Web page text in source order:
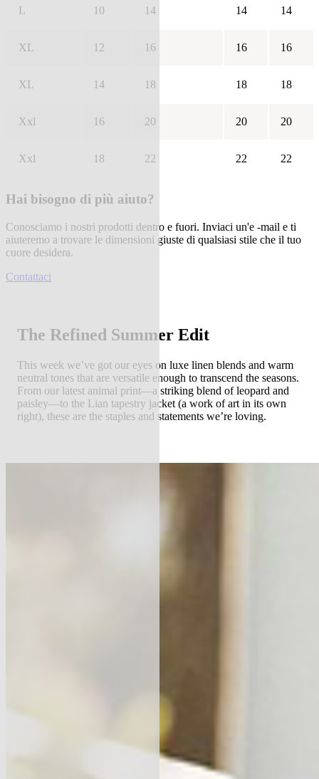
L 10 14 14 14
XL 12 16 16 16
XL 14 18 18 18
Xxl 16 20 20 20
Xxl 18 22 22 22
Hai bisogno di più aiuto?
Conosciamo i nostri prodotti dentro e fuori. Inviaci un'e -mail e ti
aiuteremo a trovare le dimensioni giuste di qualsiasi stile che il tuo
cuore desidera.
Contattaci
The Refined Summer Edit
This week we’ve got our eyes on luxe linen blends and warm
neutral tones that are versatile enough to transcend the seasons.
From our latest animal print—a striking blend of leopard and
paisley—to the Lian tapestry jacket (a work of art in its own
right), these are the staples and statements we’re loving.